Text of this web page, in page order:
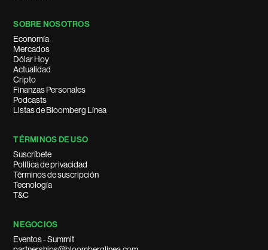
SOBRE NOSOTROS
Economía
Mercados
Dólar Hoy
Actualidad
Cripto
Finanzas Personales
Podcasts
Listas de Bloomberg Línea
TÉRMINOS DE USO
Suscríbete
Política de privacidad
Términos de suscripción
Tecnología
T&C
NEGOCIOS
Eventos - Summit